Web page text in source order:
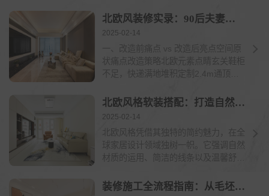
北欧风装修实录：90后夫妻的90㎡日光宅,治愈系生活提案
2025-02-14
一、改造前痛点 vs 改造后亮点空间原
状痛点改造策略北欧元素点睛玄关鞋柜
不足，快递满地堆积定制2.4m通顶玄
北欧风格软装搭配：打造自然舒适的温馨小窝
2025-02-14
北欧风格凭借其独特的简约魅力，在全
球家居设计领域独树一帜。它强调自然
材质的运用、简洁的线条以及温馨舒适
装修施工全流程指南：从毛坯到温馨家园的蜕变